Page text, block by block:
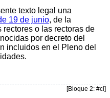
texto legal una
19 de junio, de la
o las rectoras de
por decreto del
incluidos en el Pleno del
[Bloque 2: #ci]